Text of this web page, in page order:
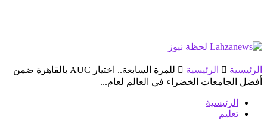
الرئيسية الرئيسية
للمرة السابعة.. اختيار AUC بالقاهرة ضمن
أفضل الجامعات الخضراء في العالم لعام...
الرئيسية
تعليم